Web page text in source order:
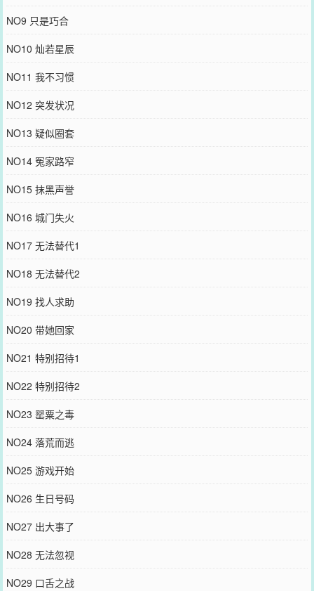
NO9 只是巧合
NO10 灿若星辰
NO11 我不习惯
NO12 突发状况
NO13 疑似圈套
NO14 冤家路窄
NO15 抹黑声誉
NO16 城门失火
NO17 无法替代1
NO18 无法替代2
NO19 找人求助
NO20 带她回家
NO21 特别招待1
NO22 特别招待2
NO23 罂粟之毒
NO24 落荒而逃
NO25 游戏开始
NO26 生日号码
NO27 出大事了
NO28 无法忽视
NO29 口舌之战